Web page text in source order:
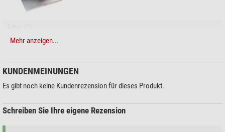
$ 229,-*
+ Weitere Zubehörprodukte in dieser Kategorie: 1
Mehr anzeigen...
KUNDENMEINUNGEN
Es gibt noch keine Kundenrezension für dieses Produkt.
Schreiben Sie Ihre eigene Rezension